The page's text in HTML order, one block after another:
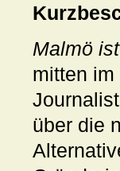
Malmö
mitten
über die